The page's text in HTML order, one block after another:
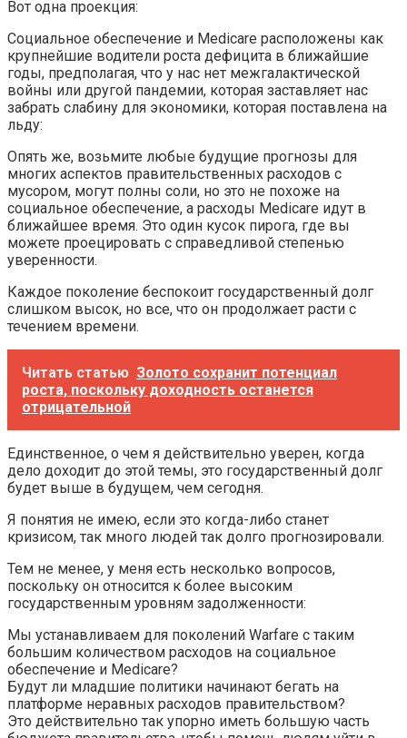
Вот одна проекция:
Социальное обеспечение и Medicare расположены как
крупнейшие водители роста дефицита в ближайшие
годы, предполагая, что у нас нет межгалактической
войны или другой пандемии, которая заставляет нас
забрать слабину для экономики, которая поставлена на
льду:
Опять же, возьмите любые будущие прогнозы для
многих аспектов правительственных расходов с
мусором, могут полны соли, но это не похоже на
социальное обеспечение, а расходы Medicare идут в
ближайшее время. Это один кусок пирога, где вы
можете проецировать с справедливой степенью
уверенности.
Каждое поколение беспокоит государственный долг
слишком высок, но все, что он продолжает расти с
течением времени.
Читать статью Золото сохранит потенциал
роста, поскольку доходность останется
отрицательной
Единственное, о чем я действительно уверен, когда
дело доходит до этой темы, это государственный долг
будет выше в будущем, чем сегодня.
Я понятия не имею, если это когда-либо станет
кризисом, так много людей так долго прогнозировали.
Тем не менее, у меня есть несколько вопросов,
поскольку он относится к более высоким
государственным уровням задолженности:
Мы устанавливаем для поколений Warfare с таким
большим количеством расходов на социальное
обеспечение и Medicare?
Будут ли младшие политики начинают бегать на
платформе неравных расходов правительством?
Это действительно так упорно иметь большую часть